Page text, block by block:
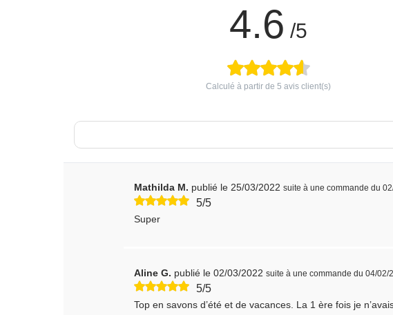
4.6 /5
Calculé à partir de 5 avis client(s)
Mathilda M. publié le 25/03/2022 suite à une commande du
5/5
Super
Aline G. publié le 02/03/2022 suite à une commande du 04/02/
5/5
Top en savons d’été et de vacances. La 1 ère fois je